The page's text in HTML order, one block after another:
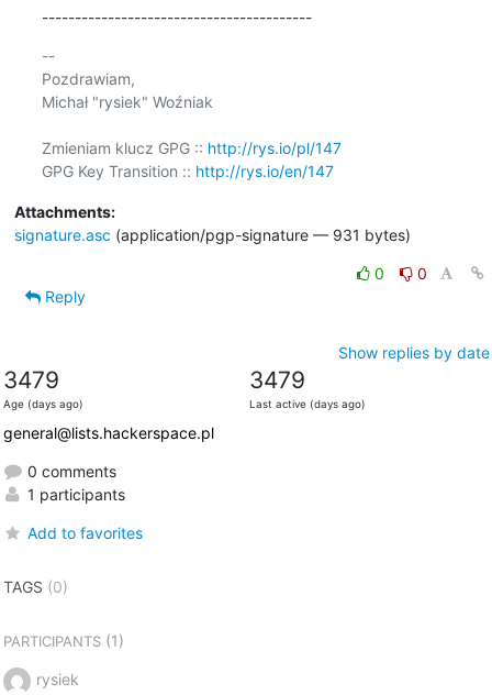
-----------------------------------------
--
Pozdrawiam,
Michał "rysiek" Woźniak
Zmieniam klucz GPG :: http://rys.io/pl/147
GPG Key Transition :: http://rys.io/en/147
Attachments:
signature.asc (application/pgp-signature — 931 bytes)
0
0
Reply
Show replies by date
3479
Age (days ago)
3479
Last active (days ago)
general@lists.hackerspace.pl
0 comments
1 participants
Add to favorites
TAGS (0)
PARTICIPANTS(1)
rysiek